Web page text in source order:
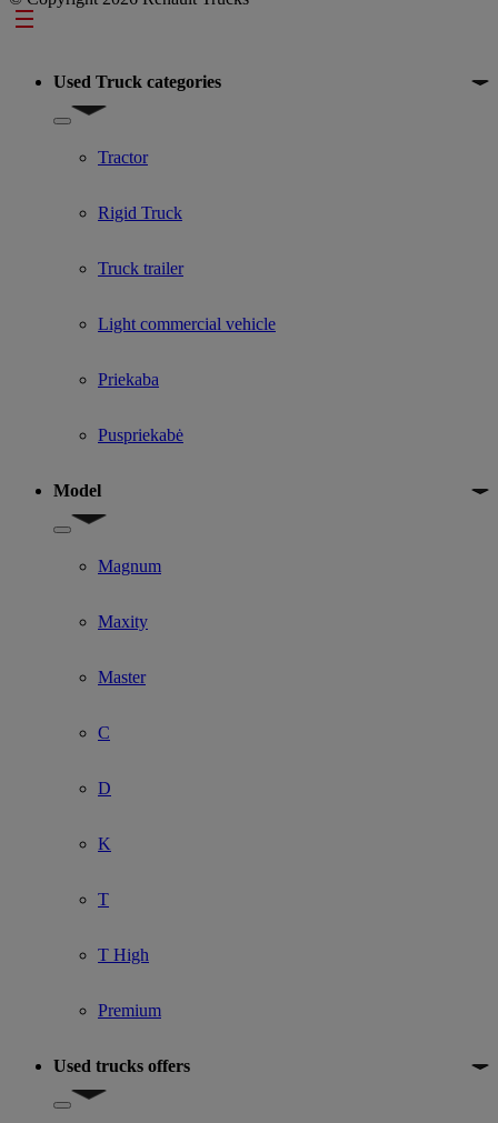
Footer
Used Truck categories
Show submenu for Used Truck categories
Tractor
Rigid Truck
Truck trailer
Light commercial vehicle
Priekaba
Puspriekabė
Model
Show submenu for Model
Magnum
Maxity
Master
C
D
K
T
T High
Premium
Used trucks offers
Show submenu for Used trucks offers